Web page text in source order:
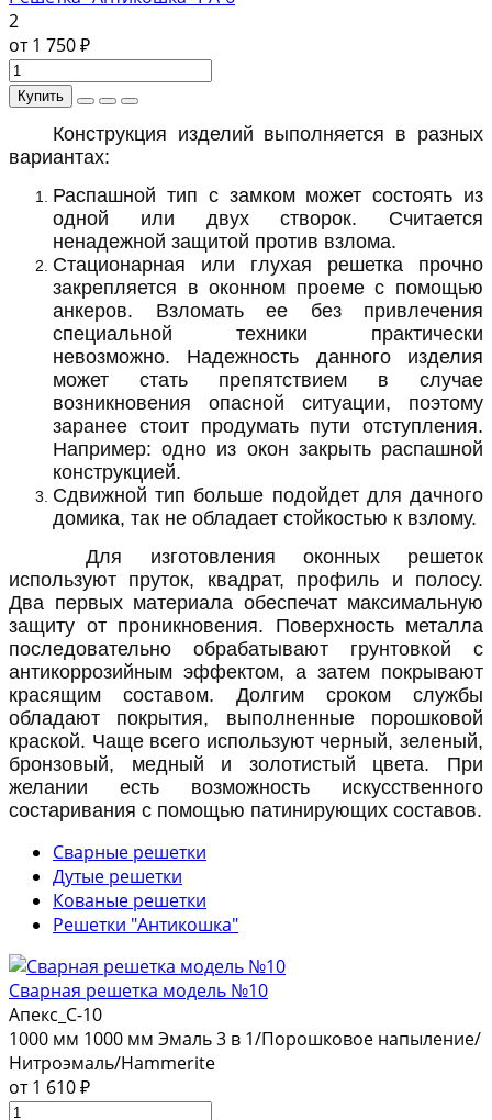
2
от 1 750 ₽
Купить
Конструкция изделий выполняется в разных
вариантах:
Распашной тип с замком может состоять из
одной или двух створок. Считается
ненадежной защитой против взлома.
Стационарная или глухая решетка прочно
закрепляется в оконном проеме с помощью
анкеров. Взломать ее без привлечения
специальной техники практически
невозможно. Надежность данного изделия
может стать препятствием в случае
возникновения опасной ситуации, поэтому
заранее стоит продумать пути отступления.
Например: одно из окон закрыть распашной
конструкцией.
Сдвижной тип больше подойдет для дачного
домика, так не обладает стойкостью к взлому.
Для изготовления оконных решеток
используют пруток, квадрат, профиль и полосу.
Два первых материала обеспечат максимальную
защиту от проникновения. Поверхность металла
последовательно обрабатывают грунтовкой с
антикоррозийным эффектом, а затем покрывают
красящим составом. Долгим сроком службы
обладают покрытия, выполненные порошковой
краской. Чаще всего используют черный, зеленый,
бронзовый, медный и золотистый цвета. При
желании есть возможность искусственного
состаривания с помощью патинирующих составов.
Сварные решетки
Дутые решетки
Кованые решетки
Решетки "Антикошка"
Сварная решетка модель №10
Апекс_С-10
1000 мм 1000 мм Эмаль 3 в 1/Порошковое напыление/
Нитроэмаль/Hammerite
от 1 610 ₽